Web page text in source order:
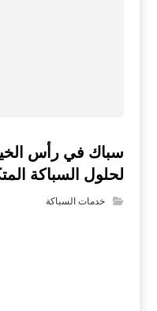
سباك في رأس
لحلول السباكة
خدمات السباكة